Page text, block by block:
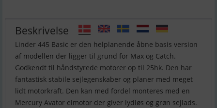
Beskrivelse
Linder 445 Basic er den helplanende åbne basis version
af modellen der ligger til grund for Max og Catch.
Godkendt til håndstyrede motorer op til 25hk. Den har
fantastisk stabile sejlegenskaber og planer med meget
lidt motorkraft. Den kan med fordel monteres med en
Mercury Avator elmotor der giver lydløs og grøn sejlads.